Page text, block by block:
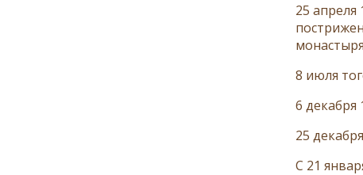
25
8 июля
6 декабря
25
С 21